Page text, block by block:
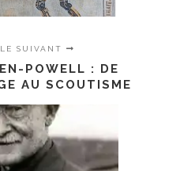
SUIVANT
POWELL : DE
AU SCOUTISME